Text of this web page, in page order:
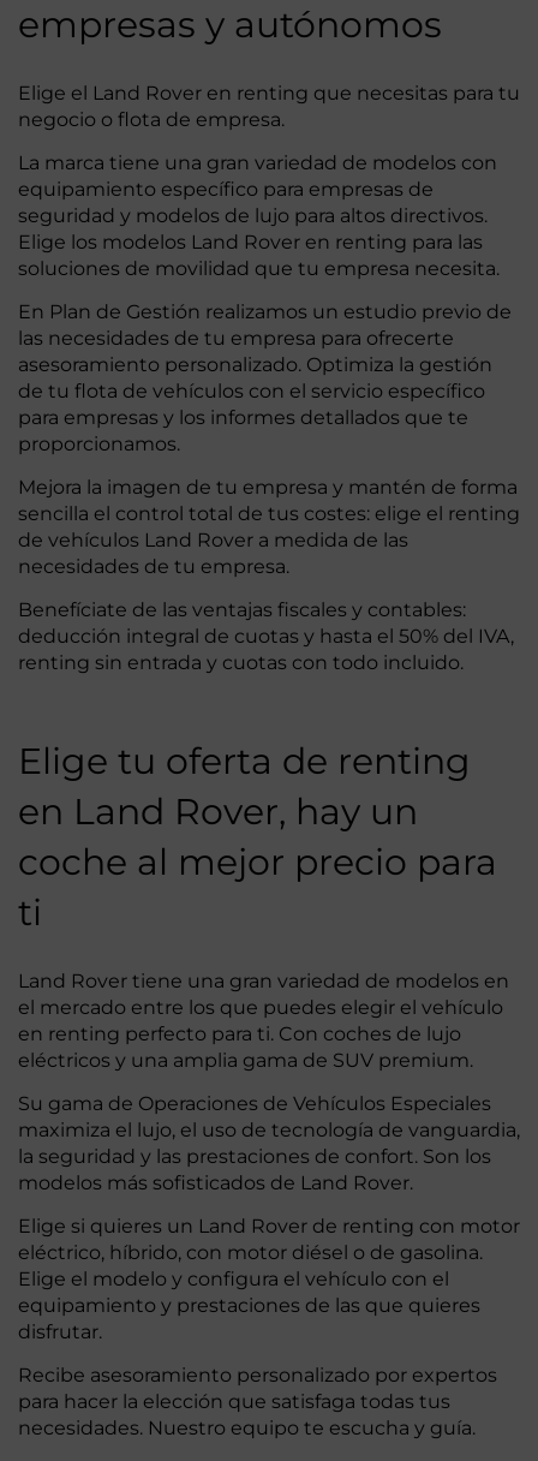
empresas y autónomos
Elige el Land Rover en renting que necesitas para tu
negocio o flota de empresa.
La marca tiene una gran variedad de modelos con
equipamiento específico para empresas de
seguridad y modelos de lujo para altos directivos.
Elige los modelos Land Rover en renting para las
soluciones de movilidad que tu empresa necesita.
En Plan de Gestión realizamos un estudio previo de
las necesidades de tu empresa para ofrecerte
asesoramiento personalizado. Optimiza la gestión
de tu flota de vehículos con el servicio específico
para empresas y los informes detallados que te
proporcionamos.
Mejora la imagen de tu empresa y mantén de forma
sencilla el control total de tus costes: elige el renting
de vehículos Land Rover a medida de las
necesidades de tu empresa.
Benefíciate de las ventajas fiscales y contables:
deducción integral de cuotas y hasta el 50% del IVA,
renting sin entrada y cuotas con todo incluido.
Elige tu oferta de renting
en Land Rover, hay un
coche al mejor precio para
ti
Land Rover tiene una gran variedad de modelos en
el mercado entre los que puedes elegir el vehículo
en renting perfecto para ti. Con coches de lujo
eléctricos y una amplia gama de SUV premium.
Su gama de Operaciones de Vehículos Especiales
maximiza el lujo, el uso de tecnología de vanguardia,
la seguridad y las prestaciones de confort. Son los
modelos más sofisticados de Land Rover.
Elige si quieres un Land Rover de renting con motor
eléctrico, híbrido, con motor diésel o de gasolina.
Elige el modelo y configura el vehículo con el
equipamiento y prestaciones de las que quieres
disfrutar.
Recibe asesoramiento personalizado por expertos
para hacer la elección que satisfaga todas tus
necesidades. Nuestro equipo te escucha y guía.